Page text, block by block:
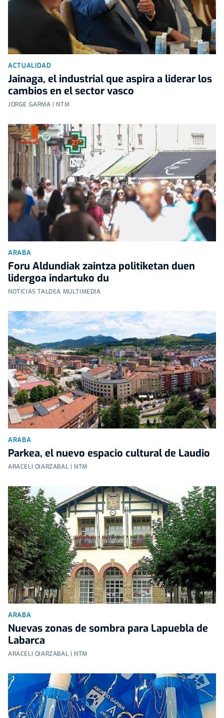
ACTUALIDAD
Jainaga, el industrial que aspira a liderar los
cambios en el sector vasco
JORGE GARMA | NTM
ARABA
Foru Aldundiak zaintza politiketan duen
lidergoa indartuko du
NOTICIAS TALDEA MULTIMEDIA
ARABA
Parkea, el nuevo espacio cultural de Laudio
ARACELI OIARZABAL | NTM
ARABA
Nuevas zonas de sombra para Lapuebla de
Labarca
ARACELI OIARZABAL | NTM